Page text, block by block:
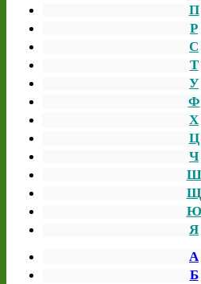
П
Р
С
Т
У
Ф
Х
Ц
Ч
Ш
Щ
Ю
Я
А
Б